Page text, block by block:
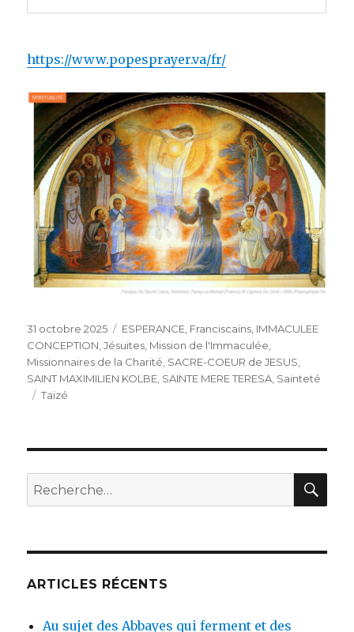
https://www.popesprayer.va/fr/
Publié
le
31 octobre 2025 Catégories
ESPERANCE, Franciscains, IMMACULEE
CONCEPTION,Jésuites, Mission de l'Immaculée,
Missionnaires de la Charité, SACRE-COEUR de JESUS,
SAINT MAXIMILIEN KOLBE, SAINTE MERE TERESA, Sainteté
Étiquettes
Taizé
Recherche
pour
ARTICLES RÉCENTS
Au sujet des Abbayes qui ferment et des